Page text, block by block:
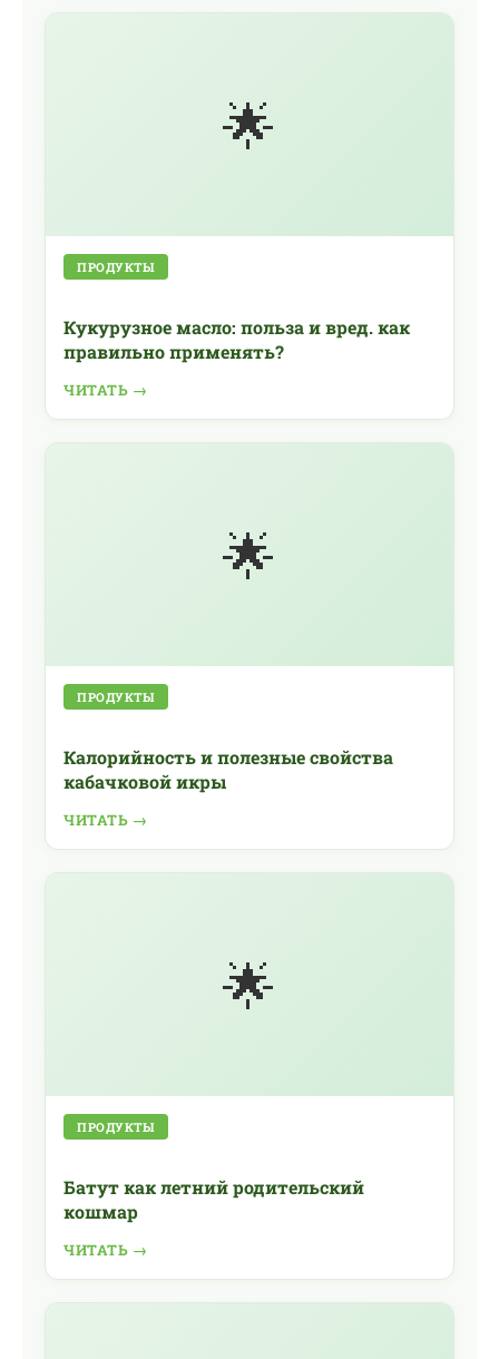
🌟
ПРОДУКТЫ
Кукурузное масло: польза и вред. как
правильно применять?
ЧИТАТЬ →
🌟
ПРОДУКТЫ
Калорийность и полезные свойства
кабачковой икры
ЧИТАТЬ →
🌟
ПРОДУКТЫ
Батут как летний родительский
кошмар
ЧИТАТЬ →